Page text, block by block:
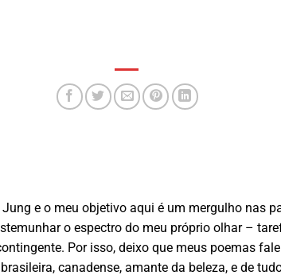
Jung e o meu objetivo aqui é um mergulho nas
o espectro do meu próprio olhar –
Por isso, deixo que meus poemas
canadense, amante da beleza, e de